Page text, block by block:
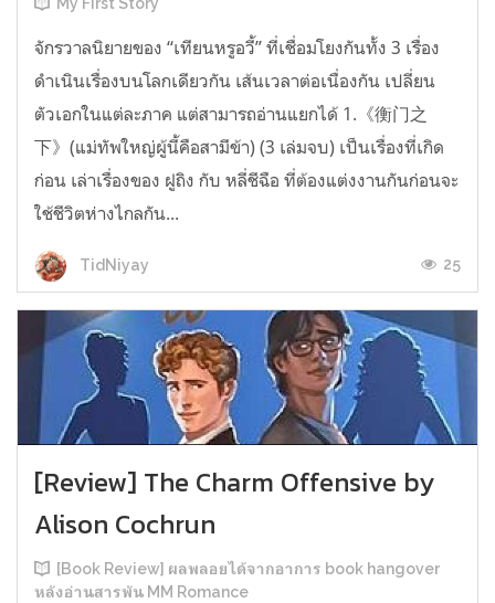
จักรวาลนิยายของ “เทียนหรูอวี้” ที่เชื่อมโยงกันทั้ง 3 เรื่อง
ดำเนินเรื่องบนโลกเดียวกัน เส้นเวลาต่อเนื่องกัน เปลี่ยน
ตัวเอกในแต่ละภาค แต่สามารถอ่านแยกได้ 1.《衡门之
下》(แม่ทัพใหญ่ผู้นี้คือสามีข้า) (3 เล่มจบ) เป็นเรื่องที่เกิด
ก่อน เล่าเรื่องของ ฝูถิง กับ หลี่ชีฉือ ที่ต้องแต่งงานกันก่อนจะ
ใช้ชีวิตห่างไกลกัน...
TidNiyay 25
[Review] The Charm Offensive by
Alison Cochrun
[Book Review] ผลพลอยได้จากอาการ book hangover
หลังอ่านสารพัน MM Romance